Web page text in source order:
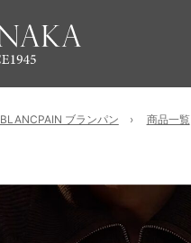
BLANCPAIN ブランパン 商品一覧